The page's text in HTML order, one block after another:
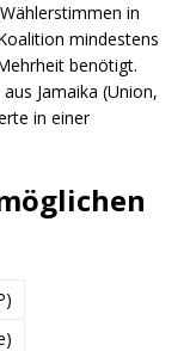
in
mindestens
benötigt.
Jamaika (Union,
in einer